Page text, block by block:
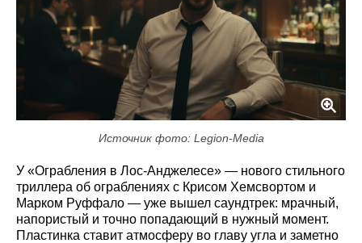
Источник фото: Legion-Media
У «Ограбления в Лос-Анджелесе» — нового стильного
триллера об ограблениях с Крисом Хемсвортом и
Марком Руффало — уже вышел саундтрек: мрачный,
напористый и точно попадающий в нужный момент.
Пластинка ставит атмосферу во главу угла и заметно